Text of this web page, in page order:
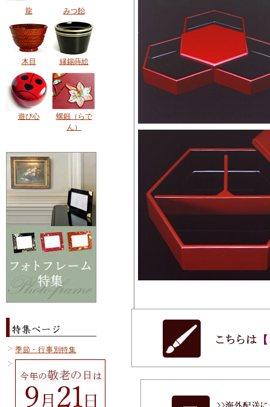
龍 みつ飴
木目 縁錫蒔絵
遊び心
螺鈿（らで
ん）
季節・行事別特集